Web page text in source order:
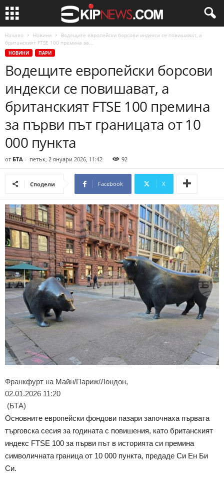
Начало Новини
Водещите европейски борсови индекси се повишават, а
британският FTSE 100 премина за...
НОВИНИ ПАРИ
Водещите европейски борсови
индекси се повишават, а
британският FTSE 100 премина
за първи път границата от 10
000 пункта
от БТА - петък, 2 януари 2026, 11:42 92
Сподели Facebook X
Франкфурт на Майн/Париж/Лондон,
02.01.2026 11:20
(БТА)
Основните европейски фондови пазари започнаха първата
търговска сесия за годината с повишения, като британският
индекс FTSE 100 за първи път в историята си премина
символичната граница от 10 000 пункта, предаде Си Ен Би
Си.